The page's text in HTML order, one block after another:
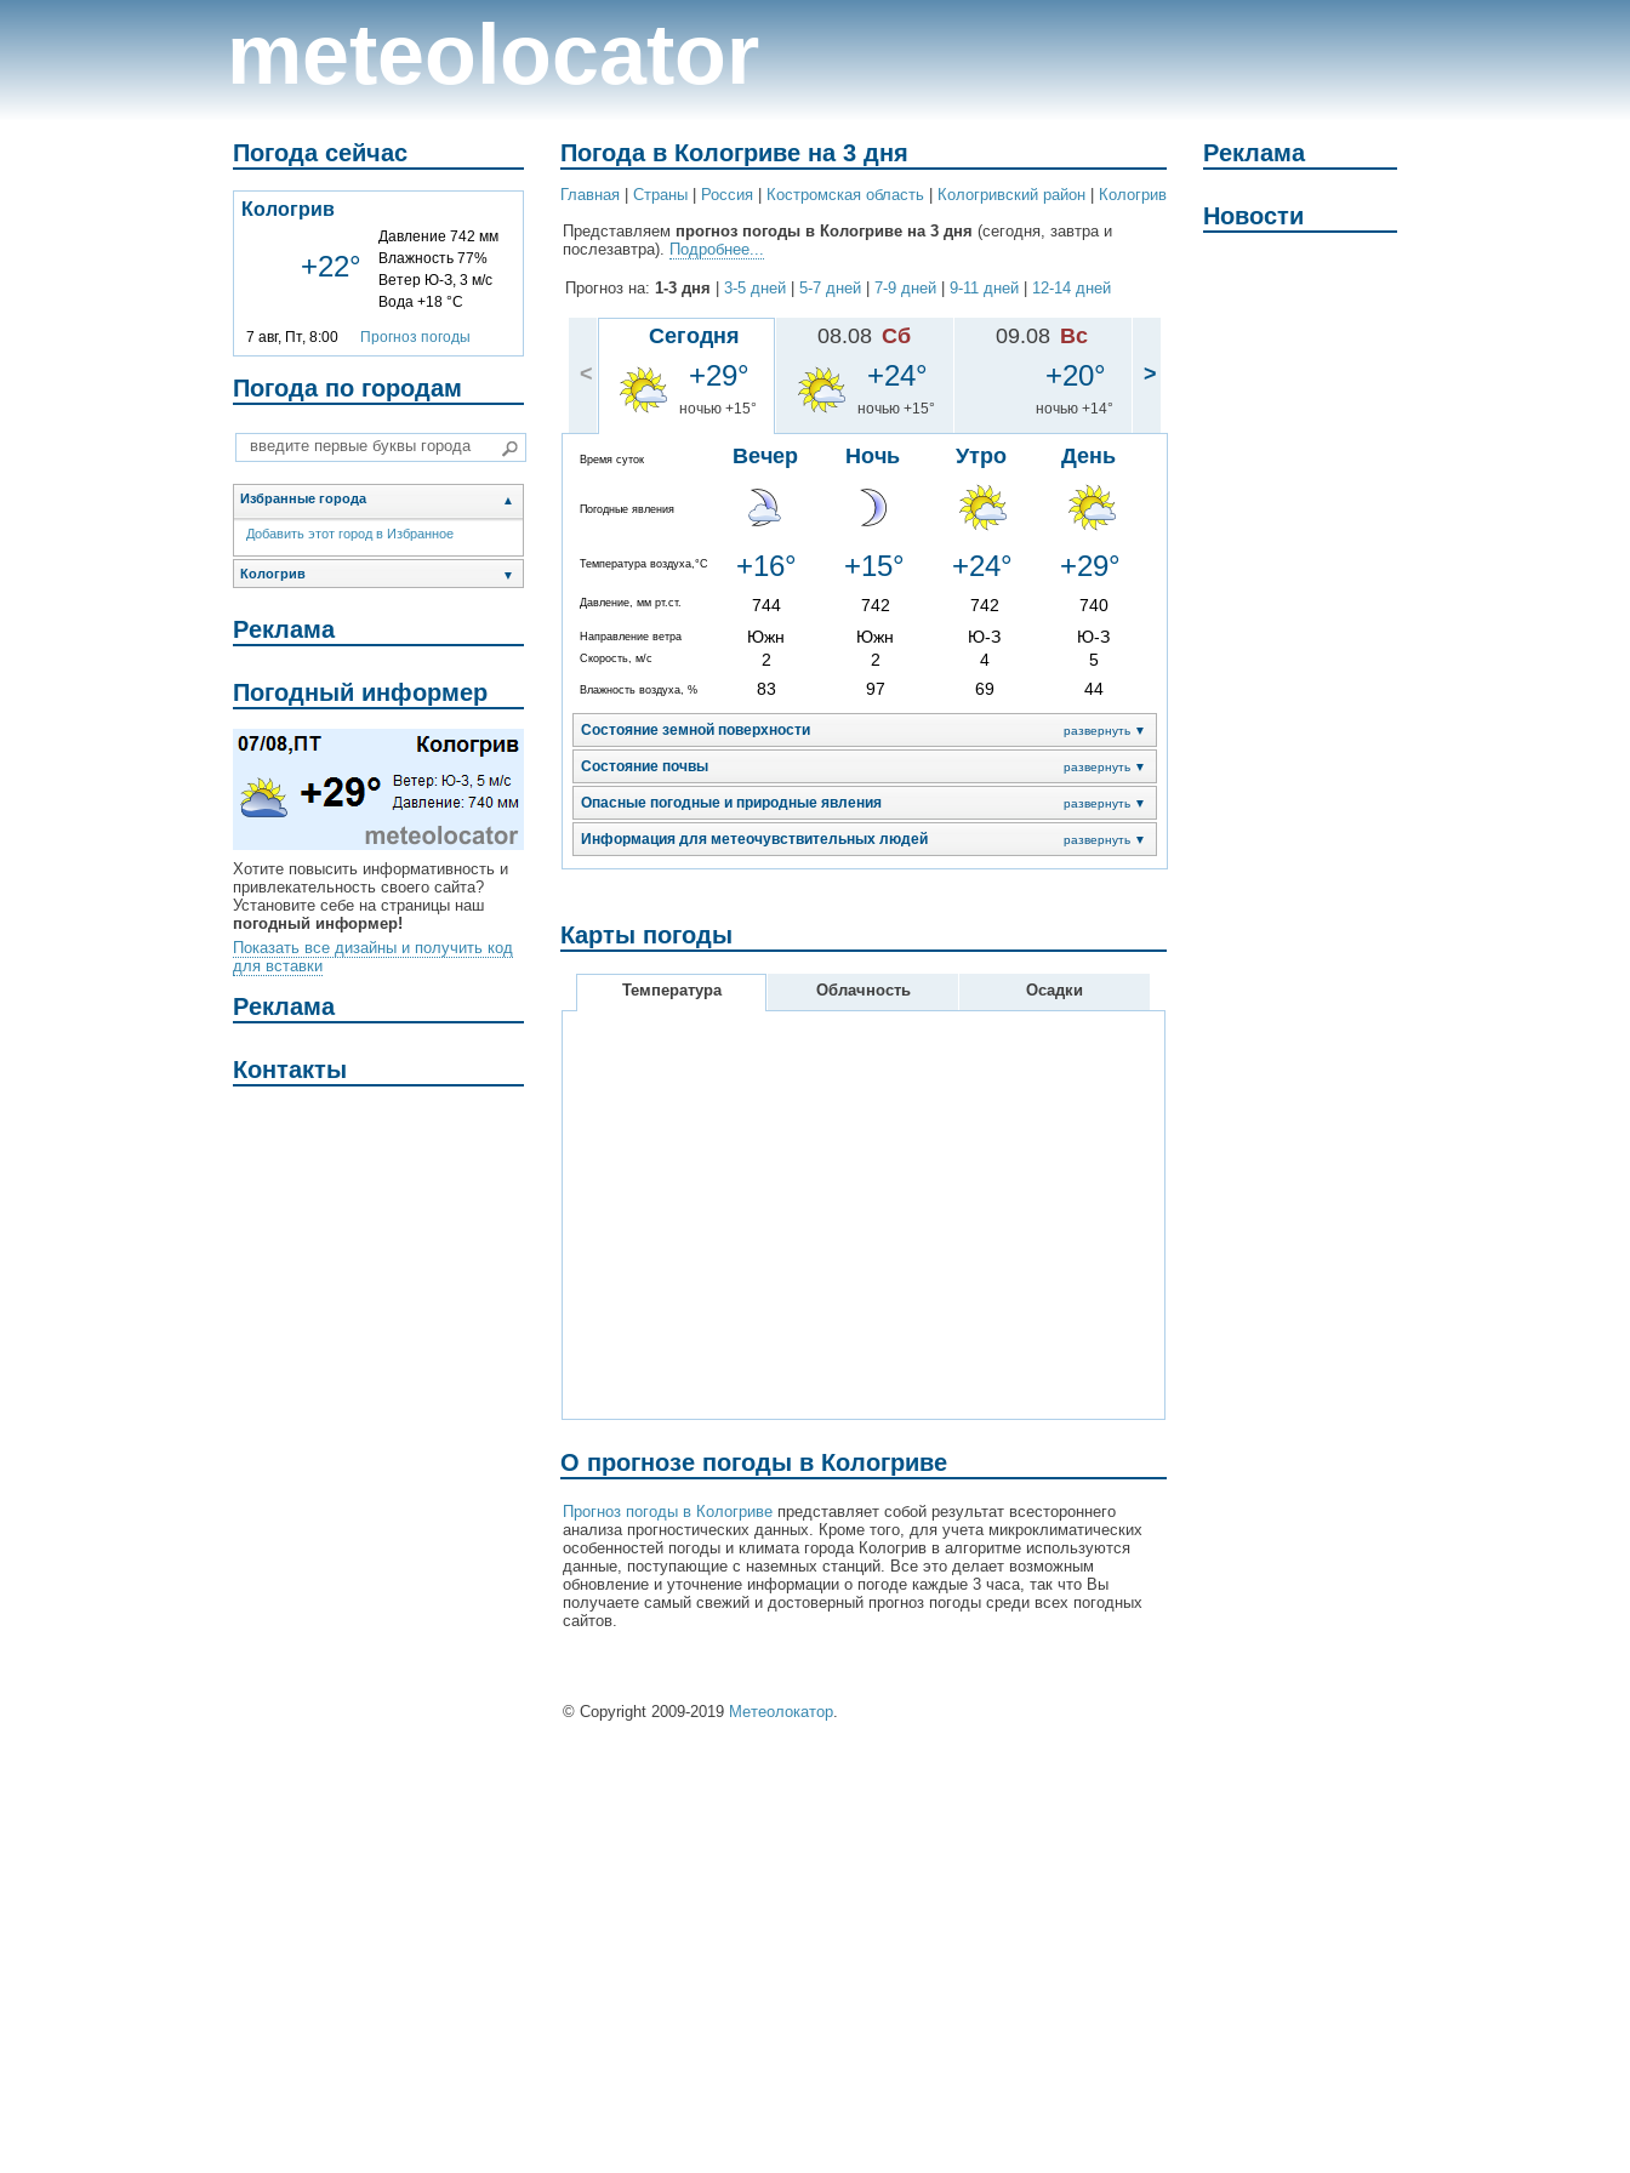
meteolocator
Погода сейчас
Кологрив
+22°
Давление 742 мм
Влажность 77%
Ветер Ю-З, 3 м/с
Вода +18 °C
7 авг, Пт, 8:00 Прогноз погоды
Погода по городам
Избранные города ▲
Добавить этот город в Избранное
Кологрив ▼
Реклама
Погодный информер
Хотите повысить информативность и
привлекательность своего сайта?
Установите себе на страницы наш
погодный информер!
Показать все дизайны и получить код
для вставки
Реклама
Контакты
Погода в Кологриве на 3 дня
Главная Cтраны Россия Костромская область Кологривский район
Кологрив
Представляем прогноз погоды в Кологриве на 3 дня (сегодня, завтра и
послезавтра). Подробнее...
Прогноз на: 1-3 дня 3-5 дней 5-7 дней 7-9 дней 9-11 дней 12-14 дней
<
Сегодня
+29°
ночью +15°
Время суток Вечер Ночь Утро День
Погодные явления
Температура воздуха,°C +16° +15° +24° +29°
Давление, мм рт.ст. 744 742 742 740
Направление ветра Южн Южн Ю-З Ю-З
Скорость, м/с 2 2 4 5
Влажность воздуха, % 83 97 69 44
Состояние земной поверхности развернуть ▼
Состояние почвы развернуть ▼
Опасные погодные и природные явления развернуть ▼
Информация для метеочувствительных людей развернуть ▼
08.08 Сб
+24°
ночью +15°
09.08 Вс
+20°
ночью +14°
>
Карты погоды
Температура Облачность Осадки
О прогнозе погоды в Кологриве
Прогноз погоды в Кологриве представляет собой результат всестороннего
анализа прогностических данных. Кроме того, для учета микроклиматических
особенностей погоды и климата города Кологрив в алгоритме используются
данные, поступающие с наземных станций. Все это делает возможным
обновление и уточнение информации о погоде каждые 3 часа, так что Вы
получаете самый свежий и достоверный прогноз погоды среди всех погодных
сайтов.
© Copyright 2009-2019 Метеолокатор
Реклама
Новости